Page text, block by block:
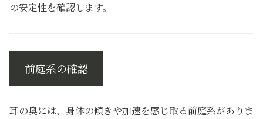
の安定性を確認します。
前庭系の確認
耳の奥には、身体の傾きや加速を感じ取る前庭系がありま